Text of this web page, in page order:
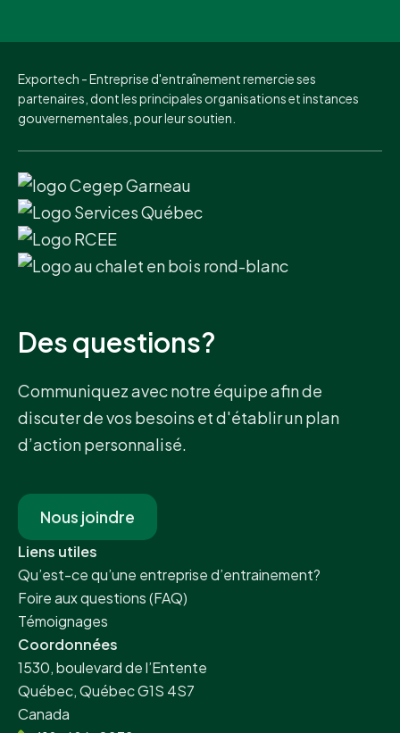
Exportech - Entreprise d'entraînement remercie ses
partenaires, dont les principales organisations et instances
gouvernementales, pour leur soutien.
Des questions?
Communiquez avec notre équipe afin de
discuter de vos besoins et d'établir un plan
d’action personnalisé.
Nous joindre
Liens utiles
Qu’est-ce qu’une entreprise d’entrainement?
Foire aux questions (FAQ)
Témoignages
Coordonnées
1530, boulevard de l’Entente
Québec, Québec G1S 4S7
Canada